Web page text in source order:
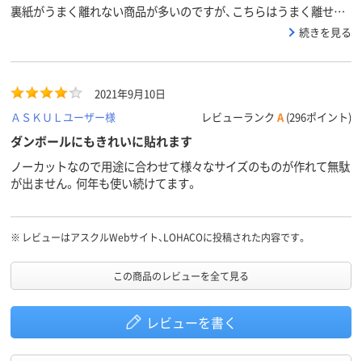
裏紙がうまく離れない商品が多いのですが、こちらはうまく離せて
作業性がいいです。ただ金額が・・・マイナス1の理由です。続きを見る
2021年9月10日
ＡＳＫＵＬユーザー様
レビューランク A (296ポイント)
ダンボールにもきれいに貼れます
ノーカットなので用途に合わせて様々なサイズのものが作れて無駄
が出ません。何年も使い続けてます。
※ レビューはアスクルWebサイト、LOHACOに投稿された内容です。
この商品のレビューを全て見る
レビューを書く